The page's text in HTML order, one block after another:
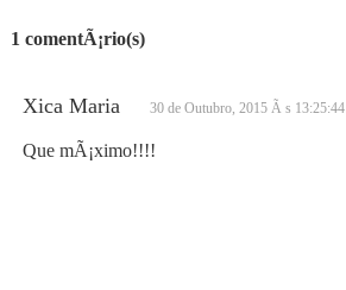
1 comentÃ¡rio(s)
Xica Maria 30 de Outubro, 2015 Ã s 13:25:44
Que mÃ¡ximo!!!!